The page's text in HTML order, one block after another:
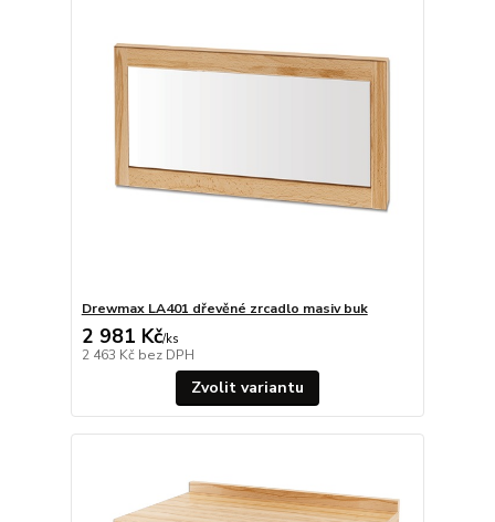
Drewmax LA401 dřevěné zrcadlo masiv buk
2 981 Kč/ks
2 463 Kč bez DPH
Zvolit variantu